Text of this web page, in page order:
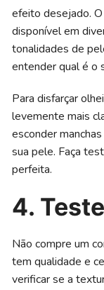
efeito desejado.
disponível em
tonalidades de
entender qual é o
Para disfarçar
levemente mais
esconder
sua pele. Faça
perfeita.
4.
Não compre um
tem qualidade e
verificar se a